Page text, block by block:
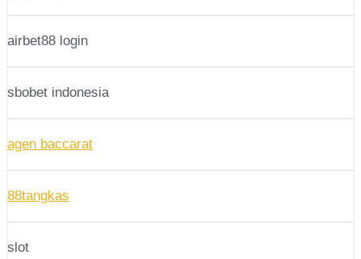
airbet88 login
sbobet indonesia
agen baccarat
88tangkas
slot